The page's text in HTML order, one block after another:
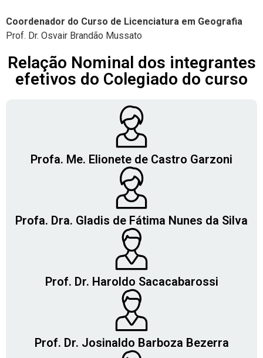
Coordenador do Curso de Licenciatura em Geografia
Prof. Dr. Osvair Brandão Mussato
Relação Nominal dos integrantes
efetivos do Colegiado do curso
Profa. Me. Elionete de Castro Garzoni
Profa. Dra. Gladis de Fátima Nunes da Silva
Prof. Dr. Haroldo Sacacabarossi
Prof. Dr. Josinaldo Barboza Bezerra